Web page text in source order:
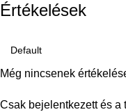
Értékelések
Még nincsenek
Csak bejelentkezett és a